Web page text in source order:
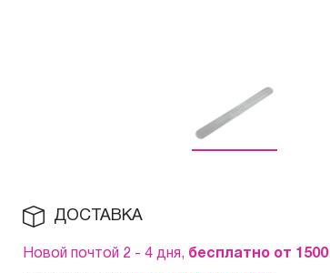
ДОСТАВКА
Новой почтой 2 - 4 дня, бесплатно от 1500